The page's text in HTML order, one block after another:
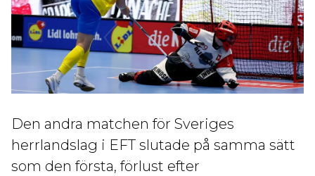
Den andra matchen för Sveriges
herrlandslag i EFT slutade på samma sätt
som den första, förlust efter